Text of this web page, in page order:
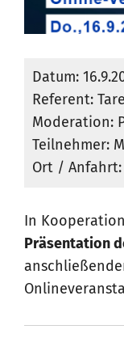
Datum:
Referent:
Moderation:
Teilnehmer:
Ort / Anfahrt:
In
Präsentation